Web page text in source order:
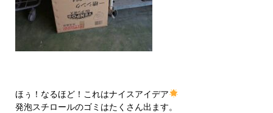
ほぅ！なるほど！これはナイスアイデア
発泡スチロールのゴミはたくさん出ます。